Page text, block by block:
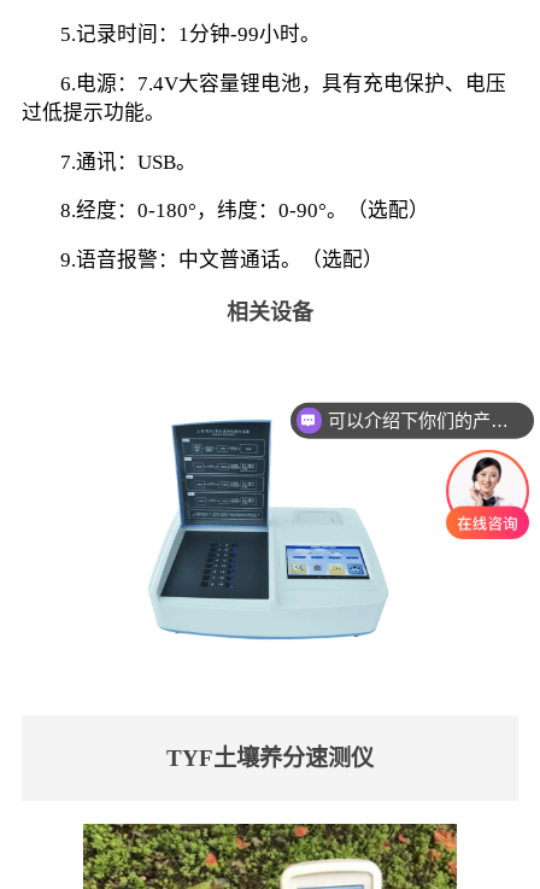
5.记录时间：1分钟-99小时。
过低提示功能。
7.通讯：USB。
8.经度：0-180°，纬度：0-90°。（选配）
9.语音报警：中文普通话。（选配）
相关设备
TYF土壤养分速测仪
可以介绍下你们的产品么